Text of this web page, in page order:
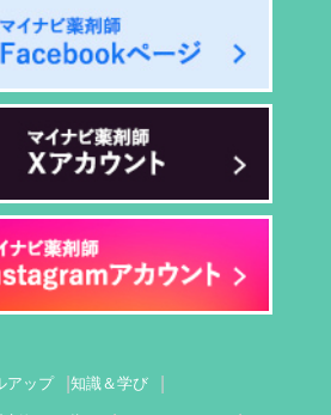
アップ 知識＆学び